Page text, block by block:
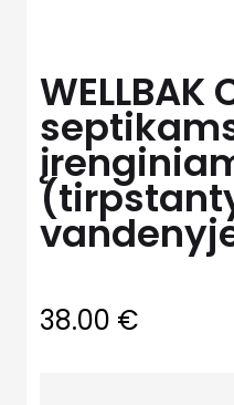
WELLBAK
38.00 €